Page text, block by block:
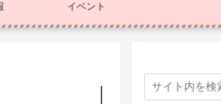
イベント